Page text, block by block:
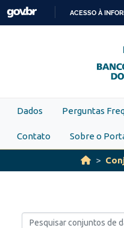
Skip to main content
ACESSO À
Dados Perguntas
Contato Sobre o